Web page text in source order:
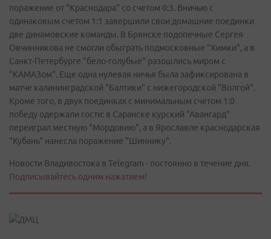
поражение от "Краснодара" со счетом 0:3. Вничью с
одинаковым счетом 1:1 завершили свои домашние поединки
две динамовские команды. В Брянске подопечные Сергея
Овчинникова не смогли обыграть подмосковные "Химки", а в
Санкт-Петербурге "бело-голубые" разошлись миром с
"КАМАЗом". Еще одна нулевая ничья была зафиксирована в
матче калининградской "Балтики" с нижегородской "Волгой".
Кроме того, в двух поединках с минимальным счетом 1:0
победу одержали гости: в Саранске курский "Авангард"
переиграл местную "Мордовию", а в Ярославле краснодарская
"Кубань" нанесла поражение "Шиннику".
Новости Владивостока в Telegram - постоянно в течение дня.
Подписывайтесь одним нажатием!